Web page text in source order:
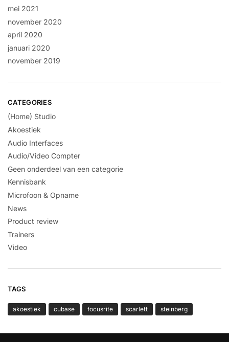
mei 2021
november 2020
april 2020
januari 2020
november 2019
CATEGORIES
(Home) Studio
Akoestiek
Audio Interfaces
Audio/Video Compter
Geen onderdeel van een categorie
Kennisbank
Microfoon & Opname
News
Product review
Trainers
Video
TAGS
akoestiek cubase focusrite scarlett steinberg